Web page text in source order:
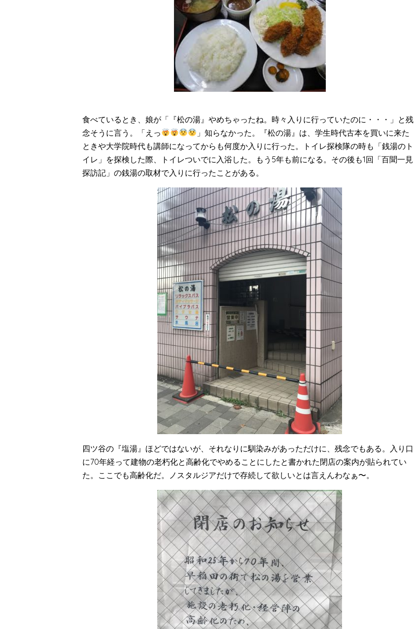
食べているとき、娘が「『松の湯』やめちゃったね。時々入りに行っていたのに・・・」と残
念そうに言う。「えっ
」知らなかった。『松の湯』は、学生時代古本を買いに来た
ときや大学院時代も講師になってからも何度か入りに行った。トイレ探検隊の時も「銭湯のト
イレ」を探検した際、トイレついでに入浴した。もう5年も前になる。その後も1回「百聞一見
探訪記」の銭湯の取材で入りに行ったことがある。
四ツ谷の『塩湯』ほどではないが、それなりに馴染みがあっただけに、残念でもある。入り口
に70年経って建物の老朽化と高齢化でやめることにしたと書かれた閉店の案内が貼られてい
た。ここでも高齢化だ。ノスタルジアだけで存続して欲しいとは言えんわなぁ〜。